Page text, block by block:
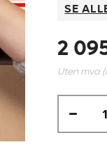
SE
2
Uten mva